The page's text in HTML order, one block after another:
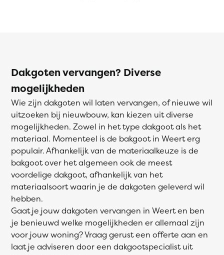
Dakgoten vervangen? Diverse
mogelijkheden
Wie zijn dakgoten wil laten vervangen, of nieuwe wil
uitzoeken bij nieuwbouw, kan kiezen uit diverse
mogelijkheden. Zowel in het type dakgoot als het
materiaal. Momenteel is de bakgoot in Weert erg
populair. Afhankelijk van de materiaalkeuze is de
bakgoot over het algemeen ook de meest
voordelige dakgoot, afhankelijk van het
materiaalsoort waarin je de dakgoten geleverd wil
hebben.
Gaat je jouw dakgoten vervangen in Weert en ben
je benieuwd welke mogelijkheden er allemaal zijn
voor jouw woning? Vraag gerust een offerte aan en
laat je adviseren door een dakgootspecialist uit